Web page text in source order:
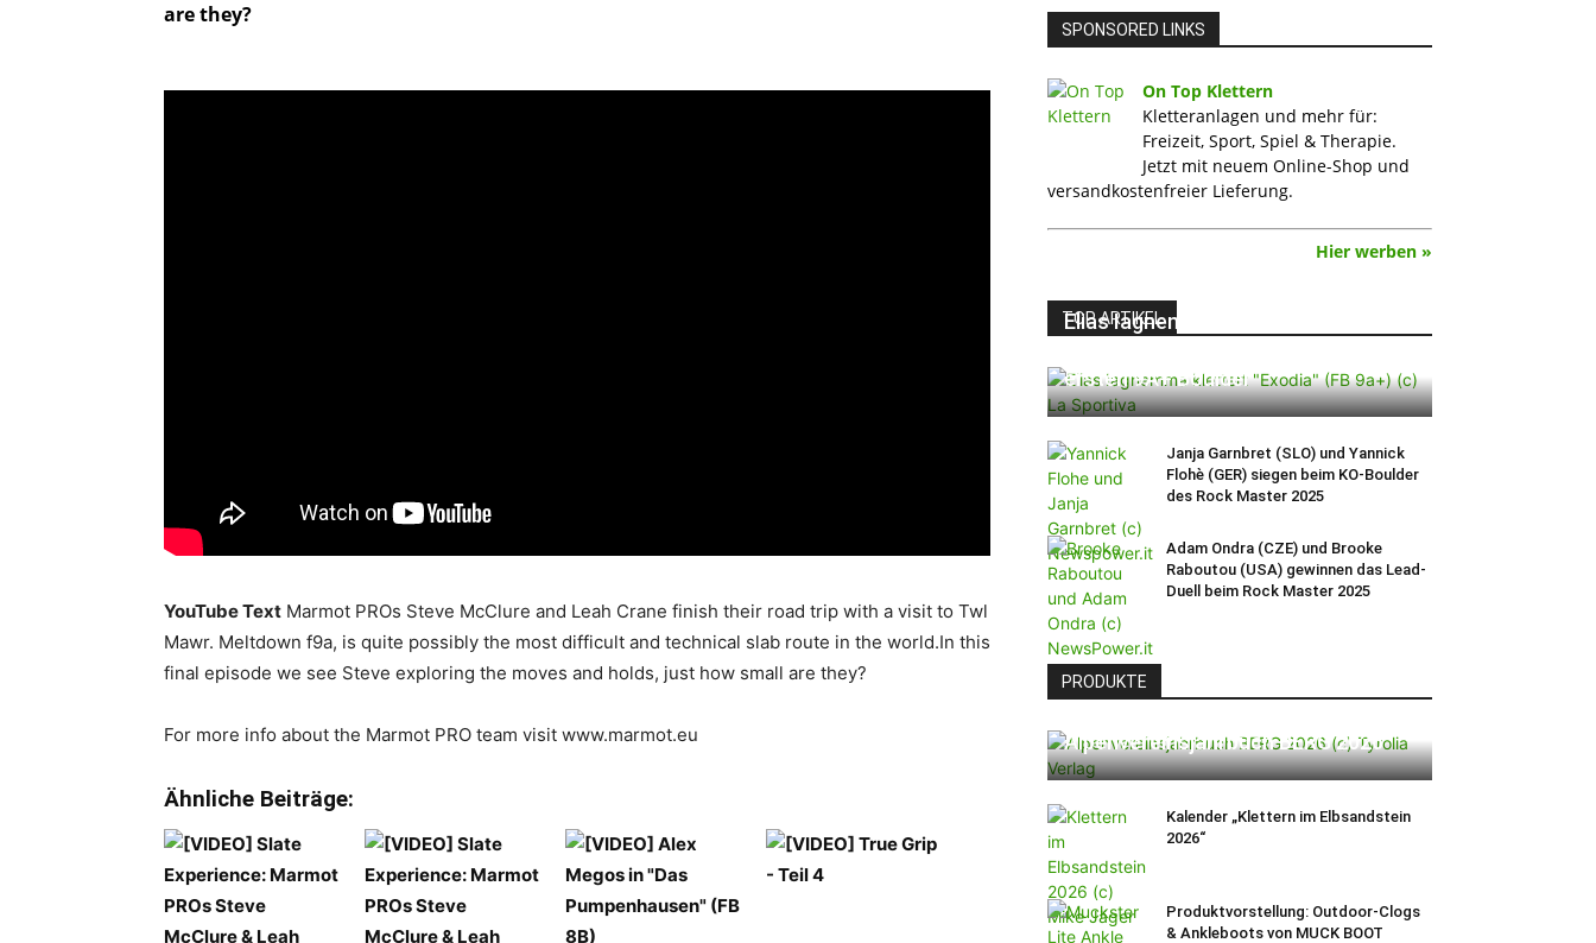
are they?
YouTube Text Marmot PROs Steve McClure and Leah Crane finish their road trip with a visit to Twl
Mawr. Meltdown f9a, is quite possibly the most difficult and technical slab route in the world.In this
final episode we see Steve exploring the moves and holds, just how small are they?
For more info about the Marmot PRO team visit www.marmot.eu
Ähnliche Beiträge:
SPONSORED LINKS
On Top Klettern
Kletteranlagen und mehr für:
Freizeit, Sport, Spiel & Therapie.
Jetzt mit neuem Online-Shop und
versandkostenfreier Lieferung.
Hier werben »
TOP ARTIKEL
Elias Iagnemma klettert „Exodia“:
ersten 9A+ Boulder
Janja Garnbret (SLO) und Yannick
Flohè (GER) siegen beim KO-Boulder
des Rock Master 2025
Adam Ondra (CZE) und Brooke
Raboutou (USA) gewinnen das Lead-
Duell beim Rock Master 2025
PRODUKTE
Alpenvereinsjahrbuch BERG 2026
Kalender „Klettern im Elbsandstein
2026“
Produktvorstellung: Outdoor-Clogs
& Ankleboots von MUCK BOOT